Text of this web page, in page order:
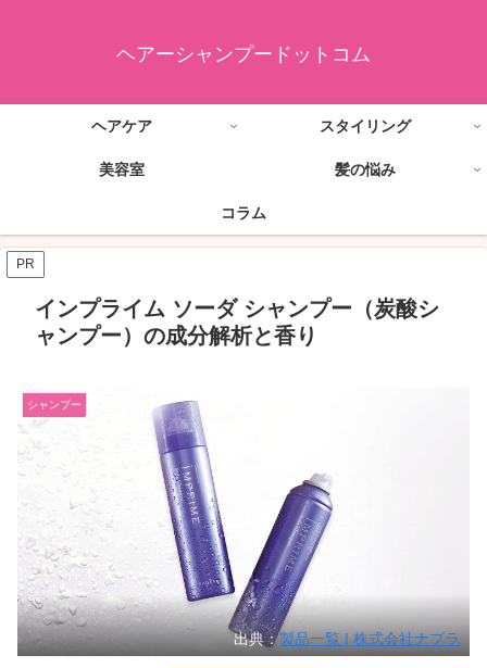
ヘアーシャンプードットコム
ヘアケア スタイリング
美容室 髪の悩み
コラム
PR
インプライム ソーダ シャンプー（炭酸シ
ャンプー）の成分解析と香り
シャンプー
出典：製品一覧 | 株式会社ナプラ